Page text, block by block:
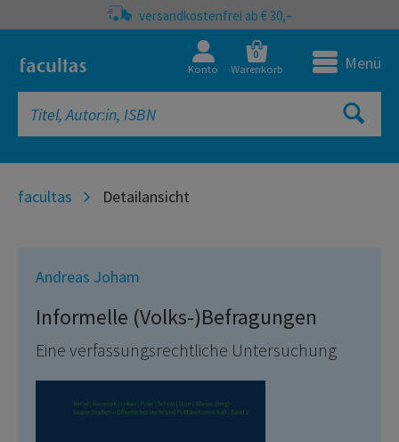
versandkostenfrei ab € 30,–
Konto
0
Warenkorb Menü
facultas Detailansicht
Andreas Joham
Informelle (Volks-)Befragungen
Eine verfassungsrechtliche Untersuchung